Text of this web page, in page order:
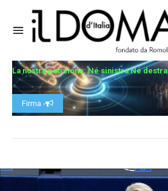
La nostra petizione: Né sinistra Né destra
Firma -